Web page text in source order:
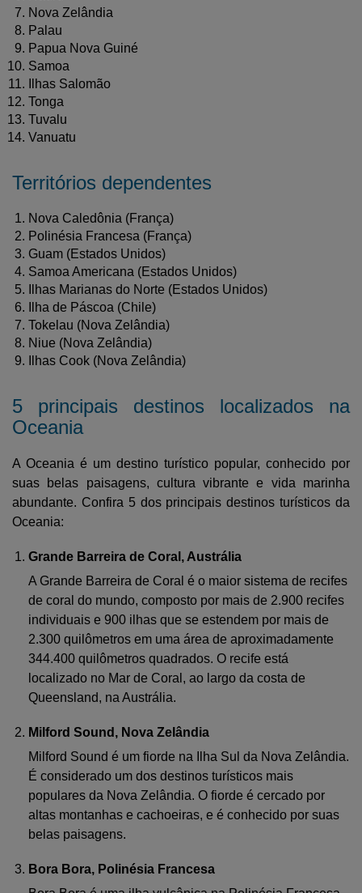
Nova Zelândia
Palau
Papua Nova Guiné
Samoa
Ilhas Salomão
Tonga
Tuvalu
Vanuatu
Territórios dependentes
Nova Caledônia (França)
Polinésia Francesa (França)
Guam (Estados Unidos)
Samoa Americana (Estados Unidos)
Ilhas Marianas do Norte (Estados Unidos)
Ilha de Páscoa (Chile)
Tokelau (Nova Zelândia)
Niue (Nova Zelândia)
Ilhas Cook (Nova Zelândia)
5 principais destinos localizados na
Oceania
A Oceania é um destino turístico popular, conhecido por
suas belas paisagens, cultura vibrante e vida marinha
abundante. Confira 5 dos principais destinos turísticos da
Oceania:
Grande Barreira de Coral, Austrália
A Grande Barreira de Coral é o maior sistema de recifes
de coral do mundo, composto por mais de 2.900 recifes
individuais e 900 ilhas que se estendem por mais de
2.300 quilômetros em uma área de aproximadamente
344.400 quilômetros quadrados. O recife está
localizado no Mar de Coral, ao largo da costa de
Queensland, na Austrália.
Milford Sound, Nova Zelândia
Milford Sound é um fiorde na Ilha Sul da Nova Zelândia.
É considerado um dos destinos turísticos mais
populares da Nova Zelândia. O fiorde é cercado por
altas montanhas e cachoeiras, e é conhecido por suas
belas paisagens.
Bora Bora, Polinésia Francesa